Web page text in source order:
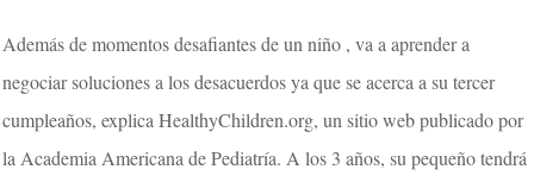
Además de momentos desafiantes de un niño , va a aprender a
negociar soluciones a los desacuerdos ya que se acerca a su tercer
cumpleaños, explica HealthyChildren.org, un sitio web publicado por
la Academia Americana de Pediatría. A los 3 años, su pequeño tendrá